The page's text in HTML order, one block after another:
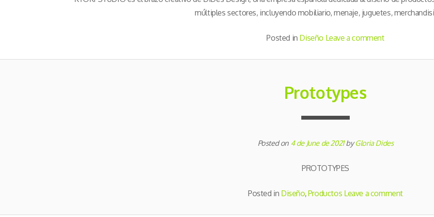
múltiples sectores, incluyendo mobiliario, menaje, juguetes,
Posted in Diseño Leave a comment
Prototypes
Posted on 4 de June de 2021byGloria Dides
PROTOTYPES
Posted in Diseño, Productos Leave a comment